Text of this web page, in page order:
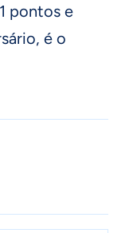
pontos e
é o